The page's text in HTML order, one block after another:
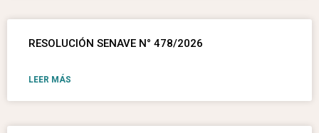
RESOLUCIÓN SENAVE N° 478/2026
LEER MÁS